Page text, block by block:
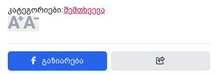
კატეგორიები:შემთხვევა
გაზიარება